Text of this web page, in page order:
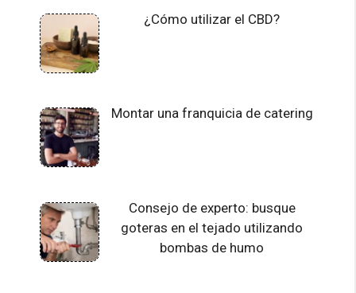
¿Cómo utilizar el CBD?
Montar una franquicia de catering
Consejo de experto: busque
goteras en el tejado utilizando
bombas de humo